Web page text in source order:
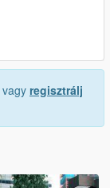
vagy regisztrálj